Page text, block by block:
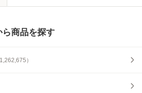
商品を探す
1,262,675 ）